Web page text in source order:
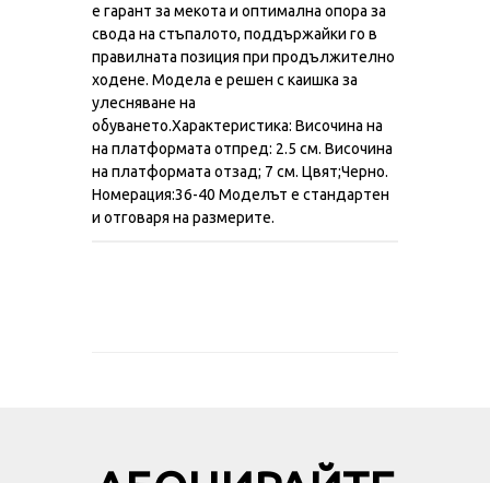
е гарант за мекота и оптимална опора за
свода на стъпалото, поддържайки го в
правилната позиция при продължително
ходене. Модела е решен с каишка за
улесняване на
обуването.Характеристика: Височина на
на платформата отпред: 2.5 см. Височина
на платформата отзад; 7 см. Цвят;Черно.
Номерация:36-40 Моделът е стандартен
и отговаря на размерите.